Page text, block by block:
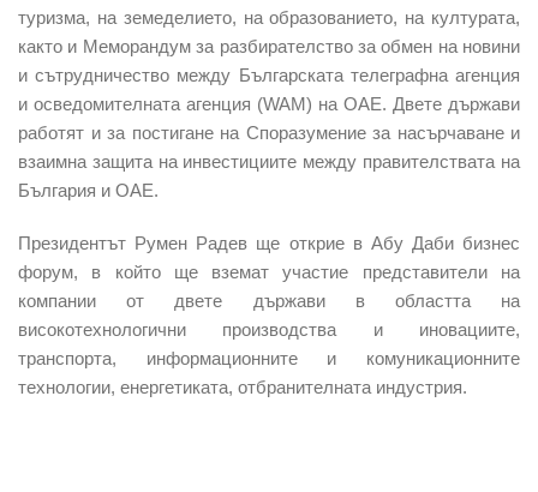
туризма, на земеделието, на образованието, на културата,
както и Меморандум за разбирателство за обмен на новини
и сътрудничество между Българската телеграфна агенция
и осведомителната агенция (WAM) на ОАЕ. Двете държави
работят и за постигане на Споразумение за насърчаване и
взаимна защита на инвестициите между правителствата на
България и ОАЕ.
Президентът Румен Радев ще открие в Абу Даби бизнес
форум, в който ще вземат участие представители на
компании от двете държави в областта на
високотехнологични производства и иновациите,
транспорта, информационните и комуникационните
технологии, енергетиката, отбранителната индустрия.